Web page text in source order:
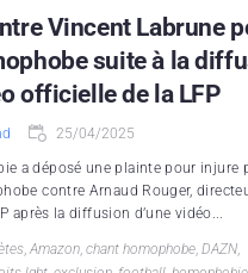
Vincent Labrune
suite à la
officielle de la LFP
25/04/2025
a déposé une plainte pour injure
contre Arnaud Rouger,
après la diffusion d’une vidéo...
, Amazon, chant homophobe, DAZN,